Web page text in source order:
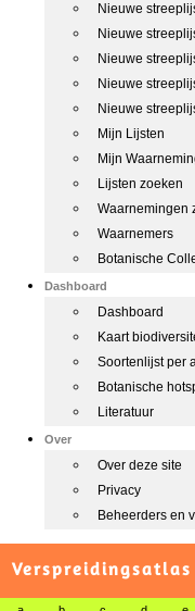
Nieuwe
Nieuwe
Nieuwe
Nieuwe
Nieuwe
Mijn Lijsten
Mijn
Lijsten zoeken
Waarnemingen
Waarnemers
Botanische
Dashboard
Dashboard
Kaart
Soortenlijst per
Botanische
Literatuur
Over
Over deze site
Privacy
Beheerders en
Verspreidingsatlas